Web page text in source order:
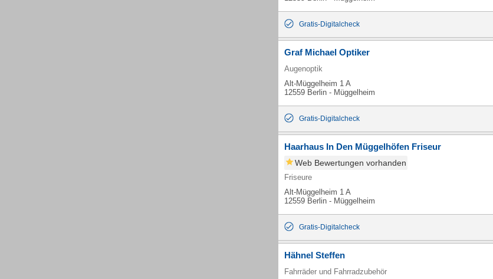
Gratis-Digitalcheck
Graf Michael Optiker
Augenoptik
Alt-Müggelheim 1 A
12559 Berlin - Müggelheim
Gratis-Digitalcheck
Haarhaus In Den Müggelhöfen Friseur
Web Bewertungen vorhanden
Friseure
Alt-Müggelheim 1 A
12559 Berlin - Müggelheim
Gratis-Digitalcheck
Hähnel Steffen
Fahrräder und Fahrradzubehör